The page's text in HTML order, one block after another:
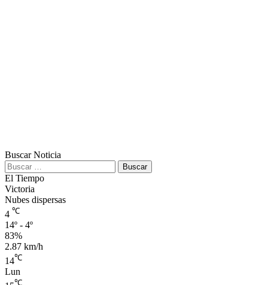
Buscar Noticia
Buscar:
El Tiempo
Victoria
Nubes dispersas
4 ℃
14º - 4º
83%
2.87 km/h
14℃
Lun
℃